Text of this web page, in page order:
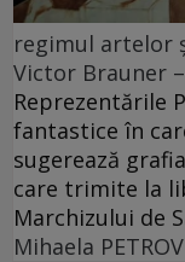
regimul artelor
Victor Brauner
Reprezentările
fantastice în
sugerează
care trimite la
Marchizului de
Mihaela PETROV